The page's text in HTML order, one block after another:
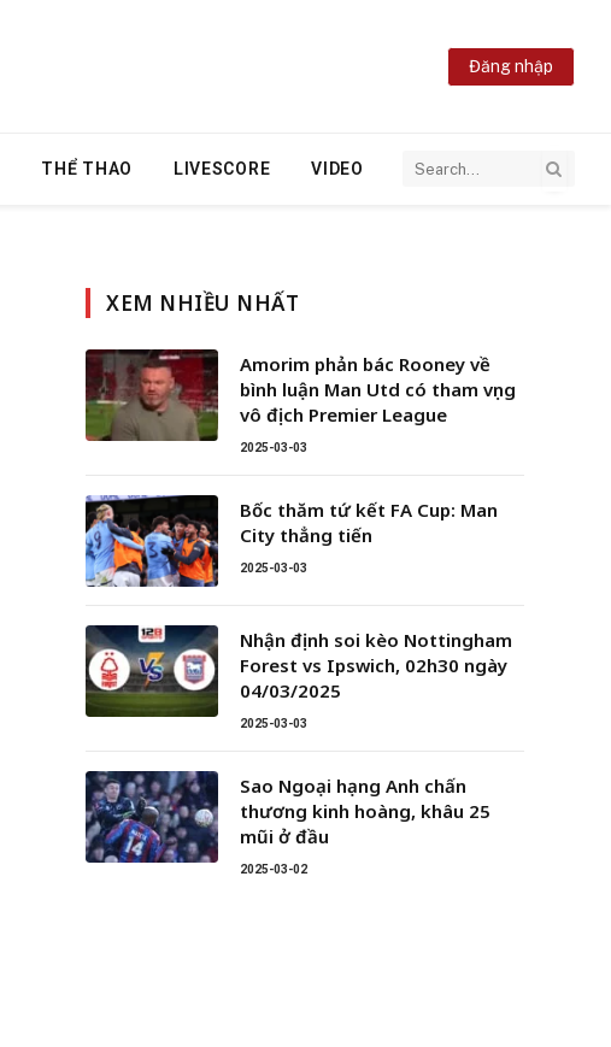
Đăng nhập
THỂ THAO LIVESCORE VIDEO
XEM NHIỀU NHẤT
Amorim phản bác Rooney về
bình luận Man Utd có tham vọng
vô địch Premier League
2025-03-03
Bốc thăm tứ kết FA Cup: Man
City thẳng tiến
2025-03-03
Nhận định soi kèo Nottingham
Forest vs Ipswich, 02h30 ngày
04/03/2025
2025-03-03
Sao Ngoại hạng Anh chấn
thương kinh hoàng, khâu 25
mũi ở đầu
2025-03-02